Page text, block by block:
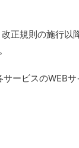
正規則の施行以
ービスのWEBサ